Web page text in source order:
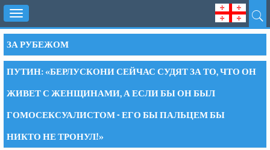
Toggle
navigation
ЗА РУБЕЖОМ
ПУТИН: «БЕРЛУСКОНИ СЕЙЧАС СУДЯТ ЗА ТО, ЧТО ОН
ЖИВЕТ С ЖЕНЩИНАМИ, А ЕСЛИ БЫ ОН БЫЛ
ГОМОСЕКСУАЛИСТОМ - ЕГО БЫ ПАЛЬЦЕМ БЫ
НИКТО НЕ ТРОНУЛ!»